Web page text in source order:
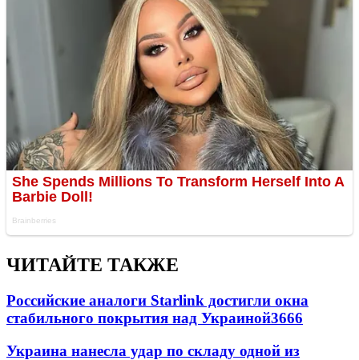
ЧИТАЙТЕ ТАКЖЕ
Российские аналоги Starlink достигли окна
стабильного покрытия над Украиной3666
Украина нанесла удар по складу одной из